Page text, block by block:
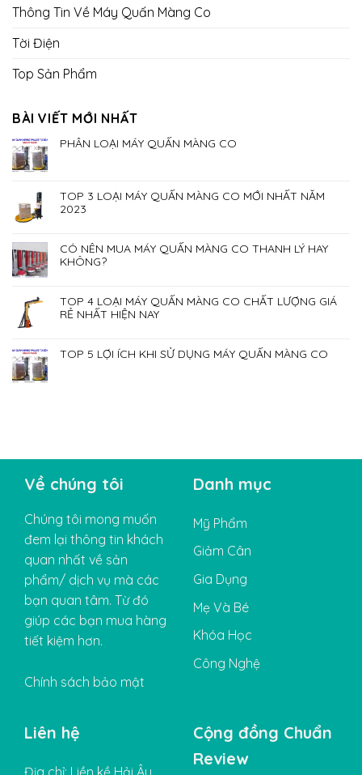
Thông Tin Về Máy Quấn Màng Co
Tời Điện
Top Sản Phẩm
BÀI VIẾT MỚI NHẤT
PHÂN LOẠI MÁY QUẤN MÀNG CO
TOP 3 LOẠI MÁY QUẤN MÀNG CO MỚI NHẤT NĂM
2023
CÓ NÊN MUA MÁY QUẤN MÀNG CO THANH LÝ HAY
KHÔNG?
TOP 4 LOẠI MÁY QUẤN MÀNG CO CHẤT LƯỢNG GIÁ
RẺ NHẤT HIỆN NAY
TOP 5 LỢI ÍCH KHI SỬ DỤNG MÁY QUẤN MÀNG CO
Về chúng tôi
Chúng tôi mong muốn
đem lại thông tin khách
quan nhất về sản
phẩm/ dịch vụ mà các
bạn quan tâm. Từ đó
giúp các bạn mua hàng
tiết kiệm hơn.
Chính sách bảo mật
Danh mục
Mỹ Phẩm
Giảm Cân
Gia Dụng
Mẹ Và Bé
Khóa Học
Công Nghệ
Liên hệ
Cộng đồng Chuẩn
Review